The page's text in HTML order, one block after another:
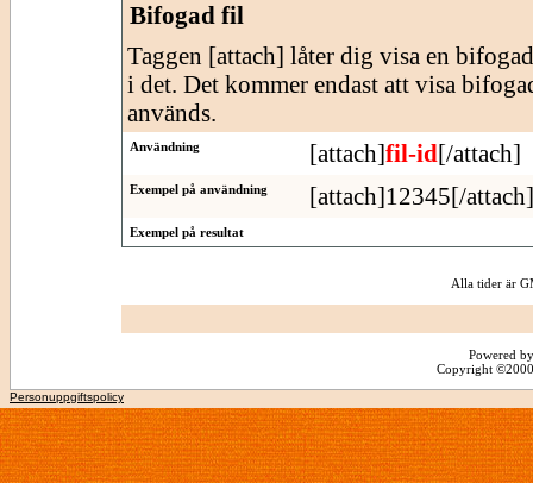
Bifogad fil
Taggen [attach] låter dig visa en
i det. Det kommer endast att visa
används.
Användning [attach]fil-id[/attach]
Exempel på användning [attach]12345[/attach]
Exempel på resultat
Alla tider är
Powered
Copyright
Personuppgiftspolicy